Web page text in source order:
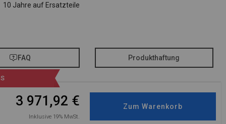
10 Jahre auf Ersatzteile
FAQ Produkthaftung
3 971,92 €
Inklusive 19% MwSt.